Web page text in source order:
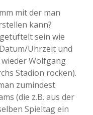
mit der man
kann?
sein wie
Uhrzeit und
Wolfgang
Stadion rocken).
zumindest
(die z.B. aus der
Spieltag ein